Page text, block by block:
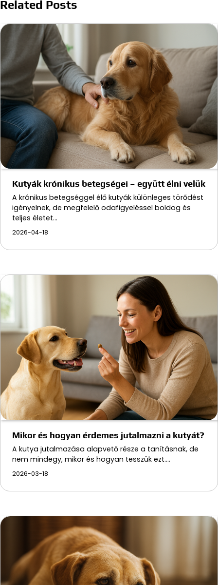
Related Posts
Kutyák krónikus betegségei – együtt élni velük
A krónikus betegséggel élő kutyák különleges törődést
igényelnek, de megfelelő odafigyeléssel boldog és
teljes életet…
2026-04-18
Mikor és hogyan érdemes jutalmazni a kutyát?
A kutya jutalmazása alapvető része a tanításnak, de
nem mindegy, mikor és hogyan tesszük ezt.…
2026-03-18